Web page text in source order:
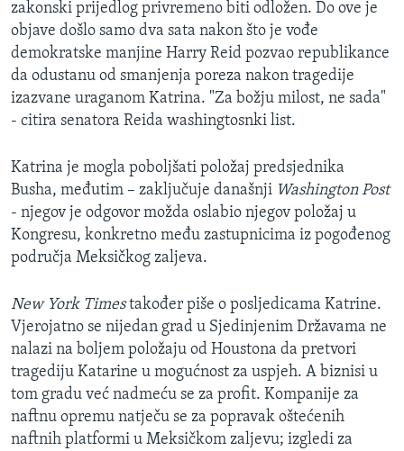
zakonski prijedlog privremeno biti odložen. Do ove je
objave došlo samo dva sata nakon što je vođe
demokratske manjine Harry Reid pozvao republikance
da odustanu od smanjenja poreza nakon tragedije
izazvane uraganom Katrina. "Za božju milost, ne sada"
- citira senatora Reida washingtosnki list.
Katrina je mogla poboljšati položaj predsjednika
Busha, međutim – zaključuje današnji Washington Post
- njegov je odgovor možda oslabio njegov položaj u
Kongresu, konkretno među zastupnicima iz pogođenog
područja Meksičkog zaljeva.
New York Timestakođer piše o posljedicama Katrine.
Vjerojatno se nijedan grad u Sjedinjenim Državama ne
nalazi na boljem položaju od Houstona da pretvori
tragediju Katarine u mogućnost za uspjeh. A biznisi u
tom gradu već nadmeću se za profit. Kompanije za
naftnu opremu natječu se za popravak oštećenih
naftnih platformi u Meksičkom zaljevu; izgledi za